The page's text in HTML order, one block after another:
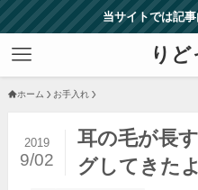
当サイトでは記
りど
ホーム お手入れ
耳の毛が長
グしてきたよ
2019
9/02